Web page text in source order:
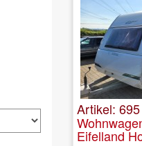
Artikel: 695
Eifelland